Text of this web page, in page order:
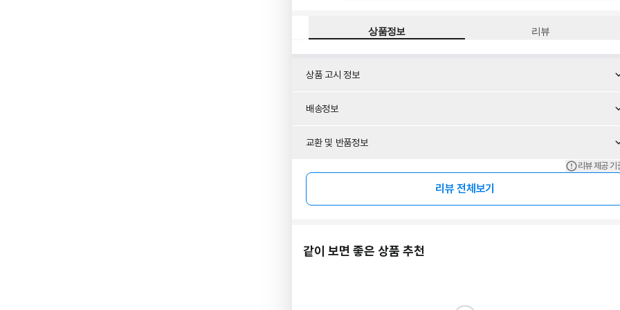
상품정보 리뷰
상품 고시 정보
배송정보
교환 및 반품정보
리뷰 제공 기
리뷰 전체보기
같이 보면 좋은 상품 추천